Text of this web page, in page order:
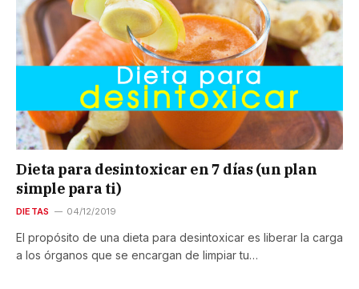
Dieta para desintoxicar en 7 días (un plan
simple para ti)
DIETAS 04/12/2019
El propósito de una dieta para desintoxicar es liberar la carga
a los órganos que se encargan de limpiar tu…